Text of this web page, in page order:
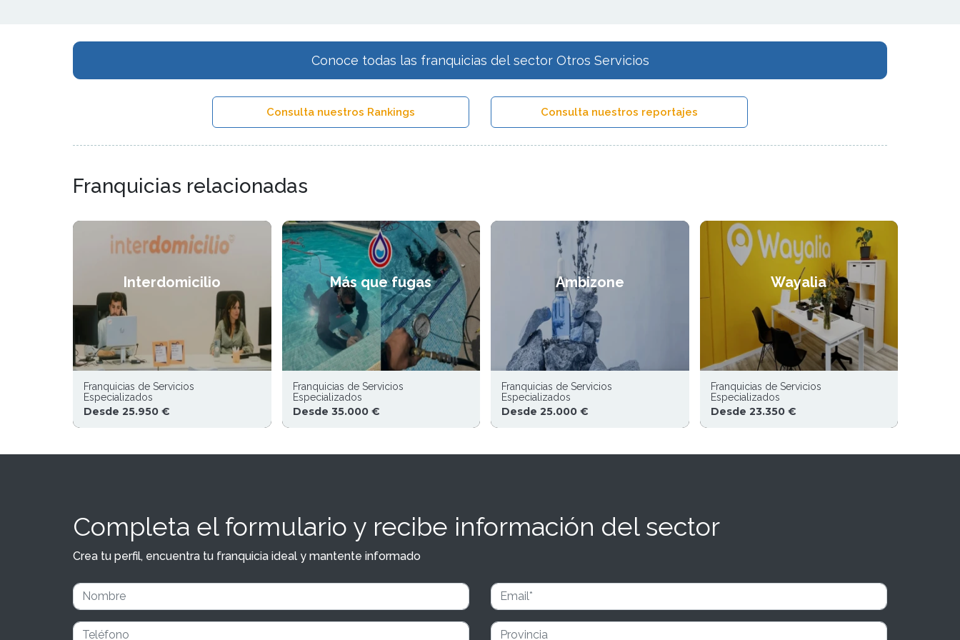
Conoce todas las franquicias del sector Otros Servicios
Consulta nuestros Rankings Consulta nuestros reportajes
Franquicias relacionadas
Interdomicilio
Franquicias de Servicios
Especializados
Desde 25.950 €
Más que fugas
Franquicias de Servicios
Especializados
Desde 35.000 €
Ambizone
Franquicias de Servicios
Especializados
Desde 25.000 €
Wayalia
Franquicias de Servicios
Especializados
Desde 23.350 €
Completa el formulario y recibe información del sector
Crea tu perfil, encuentra tu franquicia ideal y mantente informado